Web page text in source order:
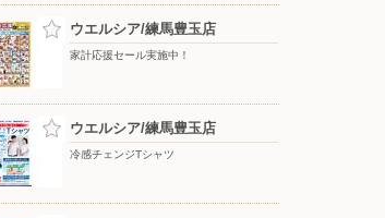
ウエルシア/練馬豊玉店
家計応援セール実施中！
ウエルシア/練馬豊玉店
冷感チェンジTシャツ